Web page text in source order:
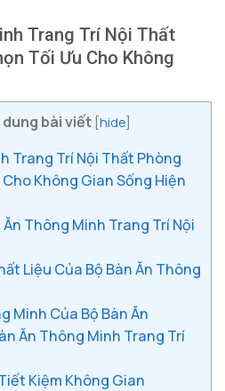
Trang Trí Nội Thất
Tối Ưu Cho Không
bài viết [hide]
Trang Trí Nội Thất Phòng
Không Gian Sống Hiện
Thông Minh Trang Trí Nội
Liệu Của Bộ Bàn Ăn Thông
Minh Của Bộ Bàn Ăn
Ăn Thông Minh Trang Trí
Kiệm Không Gian